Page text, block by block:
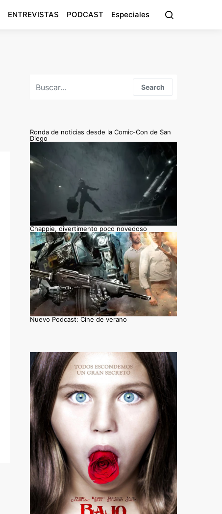
ENTREVISTAS PODCAST Especiales
Search
Ronda de noticias desde la Comic-Con de San
Diego
Chappie, divertimento poco novedoso
Nuevo Podcast: Cine de verano